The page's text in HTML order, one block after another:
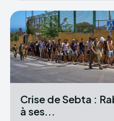
Crise de Sebta :
à ses...